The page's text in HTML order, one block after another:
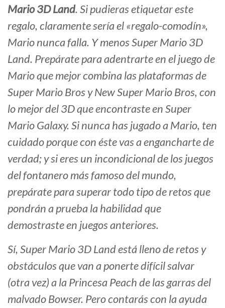
Mario 3D Land. Si pudieras etiquetar este
regalo, claramente sería el «regalo-comodín»,
Mario nunca falla. Y menos Super Mario 3D
Land. Prepárate para adentrarte en el juego de
Mario que mejor combina las plataformas de
Super Mario Bros y New Super Mario Bros, con
lo mejor del 3D que encontraste en Super
Mario Galaxy. Si nunca has jugado a Mario, ten
cuidado porque con éste vas a engancharte de
verdad; y si eres un incondicional de los juegos
del fontanero más famoso del mundo,
prepárate para superar todo tipo de retos que
pondrán a prueba la habilidad que
demostraste en juegos anteriores.
Sí, Super Mario 3D Land está lleno de retos y
obstáculos que van a ponerte difícil salvar
(otra vez) a la Princesa Peach de las garras del
malvado Bowser. Pero contarás con la ayuda